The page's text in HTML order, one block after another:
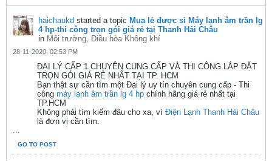
haichaukd started a topic Mua lẻ được sỉ Máy lạnh âm trần lg
4 hp-thi công trọn gói giá rẻ tại Thanh Hải Châu
in Môi trường, Điều hòa Không khí
28-11-2020, 02:53 PM
ĐẠI LÝ CẤP 1 CHUYÊN CUNG CẤP VÀ THI CÔNG LẮP ĐẶT
TRỌN GÓI GIÁ RẺ NHẤT TẠI TP. HCM
Bạn thật sự cần tìm một Đại lý uy tín chuyên cung cấp - Thi
công máy lạnh âm trần lg 4 hp chính hãng giá rẻ nhất tại
TP.HCM
Không phải tìm kiếm đâu cho xa, vì Điện Lạnh Thanh Hải Châu
là đơn vị cần tìm.
...
GO TO POST